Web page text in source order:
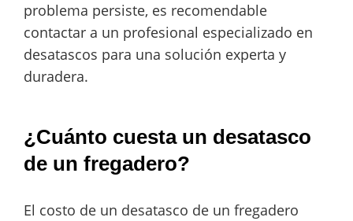
problema persiste, es recomendable
contactar a un profesional especializado en
desatascos para una solución experta y
duradera.
¿Cuánto cuesta un desatasco
de un fregadero?
El costo de un desatasco de un fregadero